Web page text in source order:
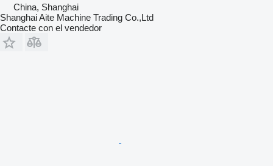
China, Shanghai
Shanghai Aite Machine Trading Co.,Ltd
Contacte con el vendedor